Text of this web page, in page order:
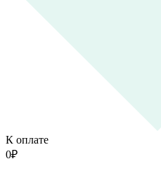
К оплате
0₽